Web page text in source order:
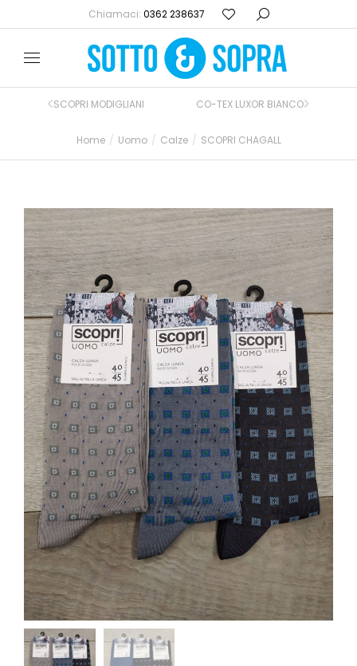
Chiamaci: 0362 238637
Tu sei qui:Home Uomo Calze SCOPRI CHAGALL
SCOPRI MODIGLIANI CO-TEX LUXOR BIANCO